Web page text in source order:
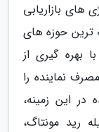
های بازاریابی
ترین حوزه های
بهره گیری از
نماینده را
این زمینه،
2003 به وسیله رید مونتاگ،